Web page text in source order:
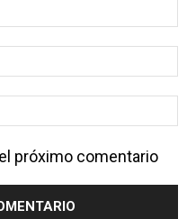
próximo comentario